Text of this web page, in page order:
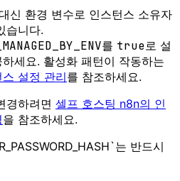
신 환경 변수로 인스턴스 소유자
습니다.
를 true로 설
세요. 활성화 패턴이 작동하는
설정 관리를 참조하세요.
경하려면 셀프 호스팅 n8n의 인
을 참조하세요.
는 반드시